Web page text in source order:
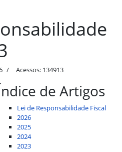
Acessos: 134913
de Artigos
Lei de Responsabilidade Fiscal
2026
2025
2024
2023